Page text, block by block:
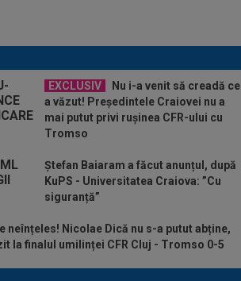
EXCLUSIV
Nu i-a venit să creadă ce
a văzut! Președintele Craiovei nu a
mai putut privi rușinea CFR-ului cu
Tromso
Ștefan Baiaram a făcut anunțul, după
KuPS - Universitatea Craiova: ”Cu
siguranță”
neînțeles! Nicolae Dică nu s-a putut abține,
la finalul umilinței CFR Cluj - Tromso 0-5